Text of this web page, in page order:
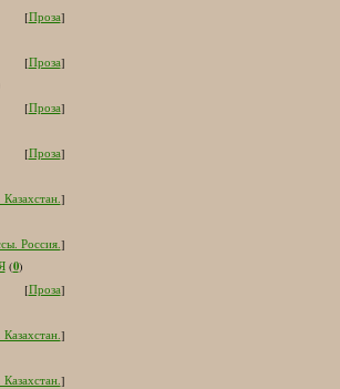
[Проза]
[Проза]
[Проза]
[Проза]
]
Россия.]
(0)
[Проза]
]
]